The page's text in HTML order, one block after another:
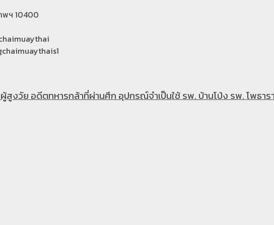
พฯ 10400
วัย อดีตทหารกล้าที่ผ่านศึก อุปกรณ์จำเป็นใช้ รพ. บ้านโป่ง รพ. โพธารา